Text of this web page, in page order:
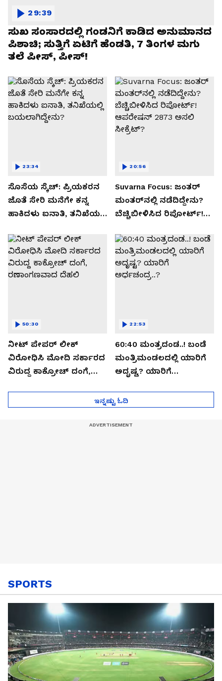
ಸುಖ ಸಂಸಾರದಲ್ಲಿ ಗಂಡನಿಗೆ ಕಾಡಿದ ಅನುಮಾನದ
ಪಿಶಾಚಿ; ಸುತ್ತಿಗೆ ಏಟಿಗೆ ಹೆಂಡತಿ, 7 ತಿಂಗಳ ಮಗು
ತಲೆ ಪೀಸ್, ಪೀಸ್!
29:39
ಸೊಸೆಯ ಸ್ಕೆಚ್: ಪ್ರಿಯಕರನ
ಜೊತೆ ಸೇರಿ ಮನೆಗೇ ಕನ್ನ
ಹಾಕಿದಳು ಐನಾತಿ, ತನಿಖೆಯಲ್ಲಿ
23:34
Suvarna Focus: ಜಂತರ್
ಮಂತರ್‌ನಲ್ಲಿ ನಡೆದಿದ್ದೇನು?
ಬೆಚ್ಚಿಬೀಳಿಸಿದ ರಿಪೋರ್ಟ್!
ಸೀಕ್ರೆಟ್?
20:56
ನೀಟ್ ಪೇಪರ್ ಲೀಕ್
ವಿರೋಧಿಸಿ ಮೋದಿ ಸರ್ಕಾರದ
ವಿರುದ್ದ ಕಾಕ್ರೋಚ್ ದಂಗೆ,
50:30
60:40 ಮಂತ್ರದಂಡ..! ಬಂಡೆ
ಮಂತ್ರಿಮಂಡಲದಲ್ಲಿ ಯಾರಿಗೆ
ಅದೃಷ್ಟ? ಯಾರಿಗೆ
22:53
ಇನ್ನಷ್ಟು ಓದಿ
SPORTS